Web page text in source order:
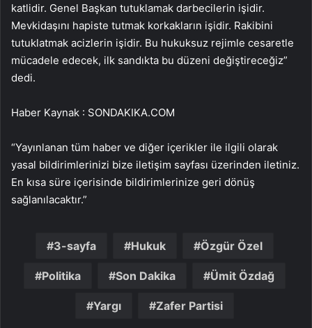
katlidir. Genel Başkan tutuklamak darbecilerin işidir.
Mevkidaşını hapiste tutmak korkakların işidir. Rakibini
tutuklatmak acizlerin işidir. Bu hukuksuz rejimle cesaretle
mücadele edecek, ilk sandıkta bu düzeni değiştireceğiz”
dedi.
Haber Kaynak : SONDAKIKA.COM
“Yayınlanan tüm haber ve diğer içerikler ile ilgili olarak
yasal bildirimlerinizi bize iletişim sayfası üzerinden iletiniz.
En kısa süre içerisinde bildirimlerinize geri dönüş
sağlanılacaktır.”
3-sayfa Hukuk Özgür Özel
Politika Son Dakika Ümit Özdağ
Yargı Zafer Partisi